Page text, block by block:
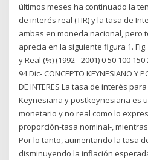
últimos meses ha continuado la
de interés real (TIR) y la tasa de
ambas en moneda nacional, pero
aprecia en la siguiente figura 1.
y Real (%) (1992 - 2001) 0 50 100
94 Dic- CONCEPTO KEYNESIANO Y
DE INTERES La tasa de interés
Keynesiana y postkeynesiana es
monetario y no real como lo
proporción-tasa nominal-,
Por lo tanto, aumentando la tasa
disminuyendo la inflación